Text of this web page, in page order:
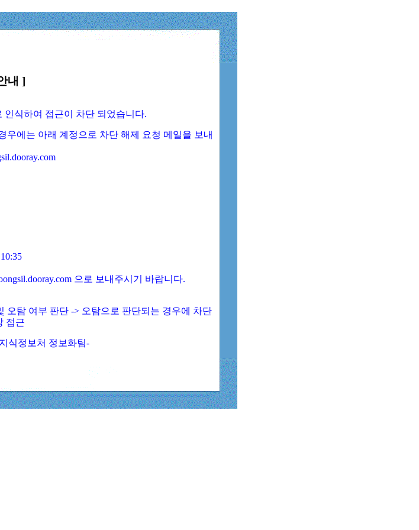
내 ]
식하여 접근이 차단 되었습니다.
우에는 아래 계정으로 차단 해제 요청 메일을 보내
으로 보내주시기 바랍니다.
오탐 여부 판단 -> 오탐으로 판단되는 경우에 차단
접근
식정보처 정보화팀-